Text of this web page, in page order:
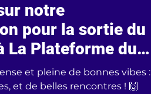
notre
pour la sortie du
La Plateforme du
Toulon - La Garde !
et pleine de bonnes vibes :
et de belles rencontres ! 🙌